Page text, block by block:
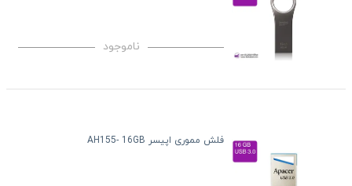
ناموجود
فلش مموری اپیسر AH155- 16GB